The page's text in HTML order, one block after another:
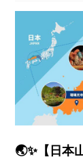
🌏✨【日本